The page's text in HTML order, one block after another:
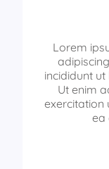
Lorem
incididunt
Ut enim
exercitation
ea